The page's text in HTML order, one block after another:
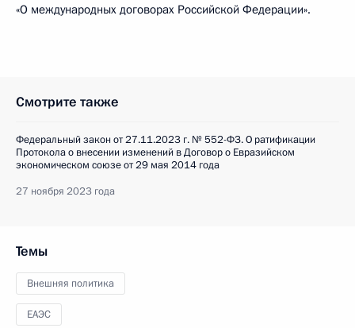
«О международных договорах Российской Федерации».
Смотрите также
Федеральный закон от 27.11.2023 г. № 552-ФЗ. О ратификации
Протокола о внесении изменений в Договор о Евразийском
экономическом союзе от 29 мая 2014 года
27 ноября 2023 года
Темы
Внешняя политика
ЕАЭС